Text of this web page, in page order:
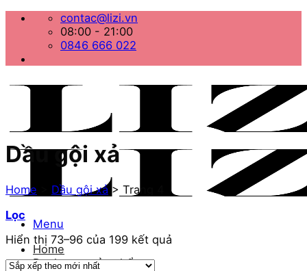
dung
contac@lizi.vn
08:00 - 21:00
0846 666 022
Menu
Home
Danh mục sản phẩm
Dầu gội xả
Home Dầu gội xả > Trang 4
Lọc
Hiển thị 73–96 của 199 kết quả